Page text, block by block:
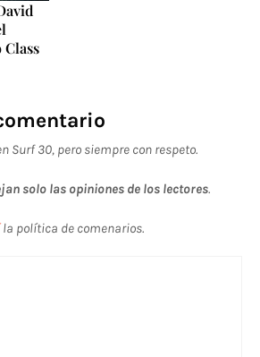
Surf 30, pero siempre con respeto.
solo las opiniones de los lectores.
la política de comenarios.